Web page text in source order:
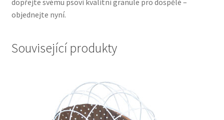
dopřejte svému psovi kvalitní granule pro dospělé –
objednejte nyní.
Související produkty